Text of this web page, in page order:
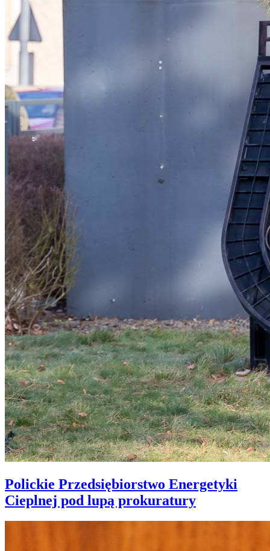
Polickie Przedsiębiorstwo Energetyki
Cieplnej pod lupą prokuratury